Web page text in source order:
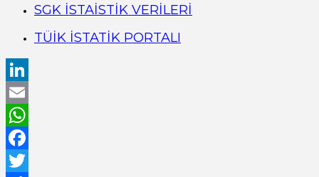
SGK İSTAİSTİK VERİLERİ
TÜİK İSTATİK PORTALI
LinkedIn
Email
WhatsApp
Facebook